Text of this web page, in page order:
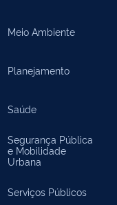
Meio Ambiente
Planejamento
Saúde
Segurança Pública
e Mobilidade
Urbana
Serviços Públicos